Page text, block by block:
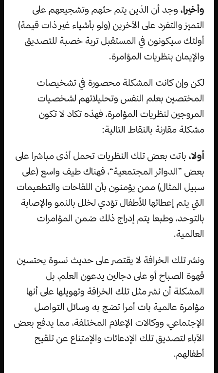
وأخيرا، وجد أن الذين يتم حثهم وتشجيعهم على
التميز والتفرد على الآخرين (ولو بأشياء غير ذات قيمة)
أولئك سيكونون في المستقبل تربة خصبة للتصديق
والإيمان بنظريات المؤامرة.
لكن وإن كانت المشكلة محصورة في تشخيصات
المختصين بعلم النفس وتحليلاتهم لشخصيات
المروجين لنظريات المؤامرة، فهذه تكاد لا تكون
مشكلة مقارنة بالنقاط التالية:
أولا، باتت بعض تلك النظريات تحمل أذى مباشرا على
بعض ”الدوائر المجتمعية“، فهناك طيف واسع (على
سبيل المثال) ممن يؤمنون بأن اللقاحات والتطعيمات
التي يتم إعطائها للأطفال تؤدي لخلل بالنمو والإصابة
بالتوحد، وطبعا يتم إدراج ذلك ضمن المؤامرات
العالمية.
ونشر تلك الخرافة لا يقتصر على حديث نسوة يحتسين
قهوة الصباح أو على دجالين يدعون العلم، بل
المشكلة أن نشر مثل تلك الخرافة وتهويلها على أنها
مؤامرة عالمية بات أمرا تضج به وسائل التواصل
الإجتماعي، ووكالات الإعلام المختلفة، مما يدفع بعض
الآباء لتصديق تلك الإدعائات والإمتناع عن تلقيح
أطفالهم.